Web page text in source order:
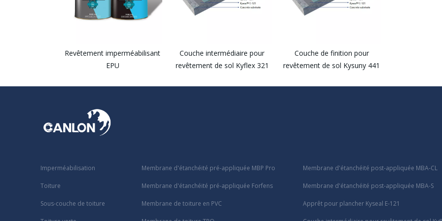
Revêtement imperméabilisant
EPU
Couche intermédiaire pour
revêtement de sol Kyflex 321
Couche de finition pour
revêtement de sol Kysuny 441
Imperméabilisation
Toiture
Sous-couche de toiture
Membrane d'étanchéité pré-appliquée MBP Pro
Membrane d'étanchéité pré-appliquée Forfens
Membrane de toiture en PVC
Membrane d'étanchéité post-appliquée MBA-CL
Membrane d'étanchéité post-appliquée MBA-S
Apprêt pour plancher Kyseal E-121